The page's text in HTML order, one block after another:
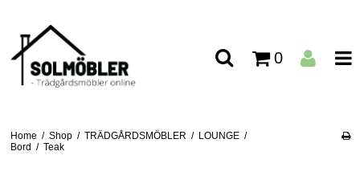
0
Home / Shop / TRÄDGÅRDSMÖBLER / LOUNGE /
Bord / Teak